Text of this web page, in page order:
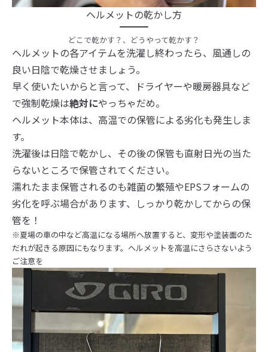
ヘルメットの乾かし方
どこで乾かす？、どうやって乾かす？
ヘルメットの各アイテムを洗濯し終わったら、風通しの
良い日陰で乾燥させましょう。
早く使いたいからと言って、ドライヤーや暖房器具など
で強制乾燥は絶対にやっちゃだめ。
ヘルメット本体は、高温での保管による劣化も発生しま
す。
洗濯後は日陰で乾かし、その後の保管も直射日光の当た
らないところで保管されてください。
濡れたまま保管されるのも雑菌の繁殖やEPSフォームの
劣化を呼ぶ場合があります、しっかり乾かしてからの保
管を！
※夏場の車の中など高温になる場所へ放置すると、変形や塗装面のた
だれが起きる原因にもなります。ヘルメットを高温にさらさないよう
ご注意を